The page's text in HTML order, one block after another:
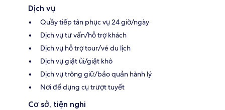
Dịch vụ
Quầy tiếp tân phục vụ 24 giờ/ngày
Dịch vụ tư vấn/hỗ trợ khách
Dịch vụ hỗ trợ tour/vé du lịch
Dịch vụ giặt ủi/giặt khô
Dịch vụ trông giữ/bảo quản hành lý
Nơi để dụng cụ trượt tuyết
Cơ sở, tiện nghi